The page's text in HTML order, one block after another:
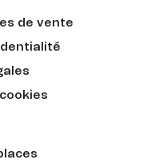
de vente